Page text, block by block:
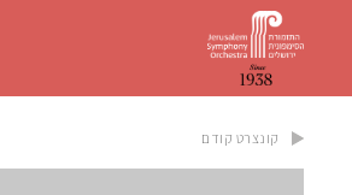
קונצרט קודם